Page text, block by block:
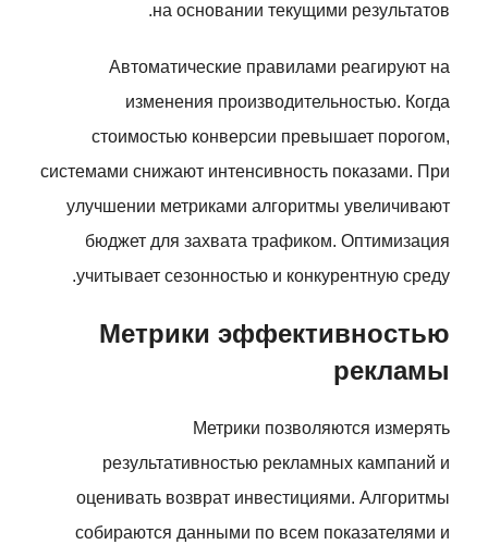
на основании текущими результатов.
Автоматические правилами реагируют на
изменения производительностью. Когда
стоимостью конверсии превышает порогом,
системами снижают интенсивность показами. При
улучшении метриками алгоритмы увеличивают
бюджет для захвата трафиком. Оптимизация
учитывает сезонностью и конкурентную среду.
Метрики эффективностью
рекламы
Метрики позволяются измерять
результативностью рекламных кампаний и
оценивать возврат инвестициями. Алгоритмы
собираются данными по всем показателями и